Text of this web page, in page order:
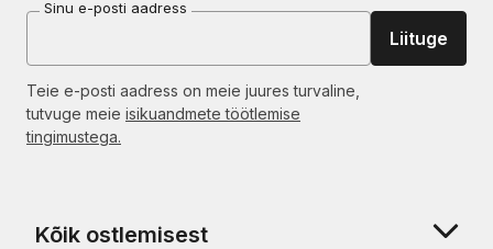
Sinu e-posti aadress
Liituge
Teie e-posti aadress on meie juures turvaline,
tutvuge meie isikuandmete töötlemise
tingimustega.
Kõik ostlemisest